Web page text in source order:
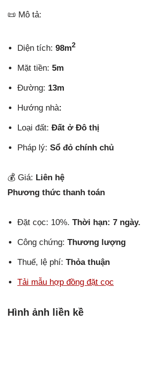
📜 Mô tả:
Diện tích: 98m2
Mặt tiền: 5m
Đường: 13m
Hướng nhà:
Loại đất: Đất ở Đô thị
Pháp lý: Sổ đỏ chính chủ
💰 Giá: Liên hệ
Phương thức thanh toán
Đặt cọc: 10%. Thời hạn: 7 ngày.
Công chứng: Thương lượng
Thuế, lệ phí: Thỏa thuận
Tải mẫu hợp đồng đặt cọc
Hình ảnh liền kề